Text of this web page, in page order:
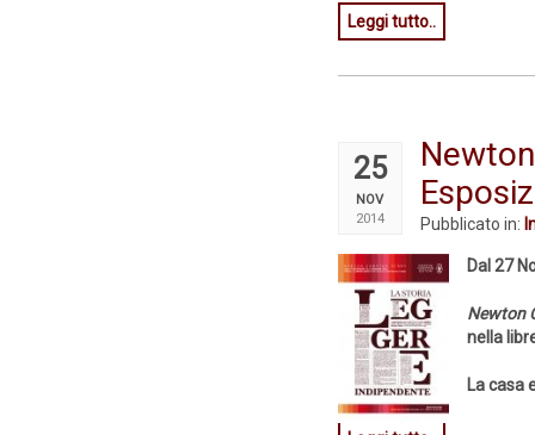
Leggi tutto..
25
NOV
2014
Pubblicato in:
Dal 27
Newton
nella
La casa